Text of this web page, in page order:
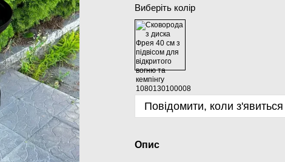
Виберіть колір
Повідомити, коли з'явиться
Опис